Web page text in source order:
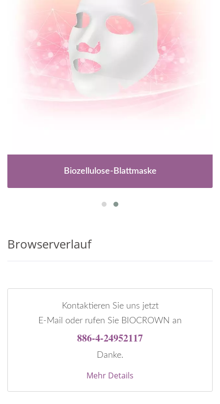
Biozellulose-Blattmaske
Browserverlauf
Kontaktieren Sie uns jetzt
E-Mail oder rufen Sie BIOCROWN an
886-4-24952117
Danke.
Mehr Details